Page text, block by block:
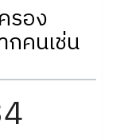
รอง
คนเช่น